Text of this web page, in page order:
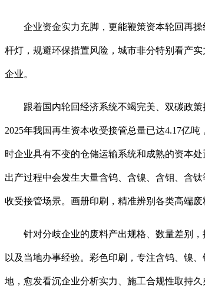
企业资金实力充脚，更能鞭策资本轮回再操
杆灯，规避环保措置风险，城市非分特别看产
企业。
跟着国内轮回经济系统不竭完美、双碳政策
2025年我国再生资本收受接管总量已达4.17亿
时企业具有不变的仓储运输系统和成熟的资本
出产过程中会发生大量含钨、含镍、含钼、含
收受接管场景。画册印刷，精准辨别各类高端废
针对分歧企业的废料产出规格、数量差别，
以及当地办事经验。彩色印刷，专注含钨、镍
地，愈发看沉企业分析实力、施工合规性取持